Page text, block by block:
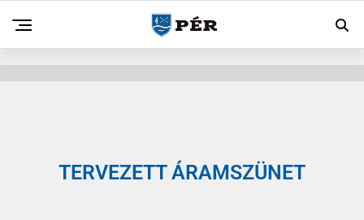
TERVEZETT ÁRAMSZÜNET